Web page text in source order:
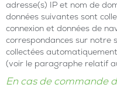
adresse(s) IP et nom de
données suivantes sont
connexion et données de
correspondances sur notre
collectées
(voir le paragraphe relatif
En cas de commande